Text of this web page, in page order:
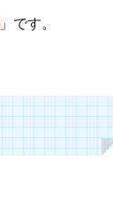
」です。